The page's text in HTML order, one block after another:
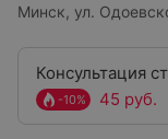
Минск, ул.
Консультация
-10% 45 руб.